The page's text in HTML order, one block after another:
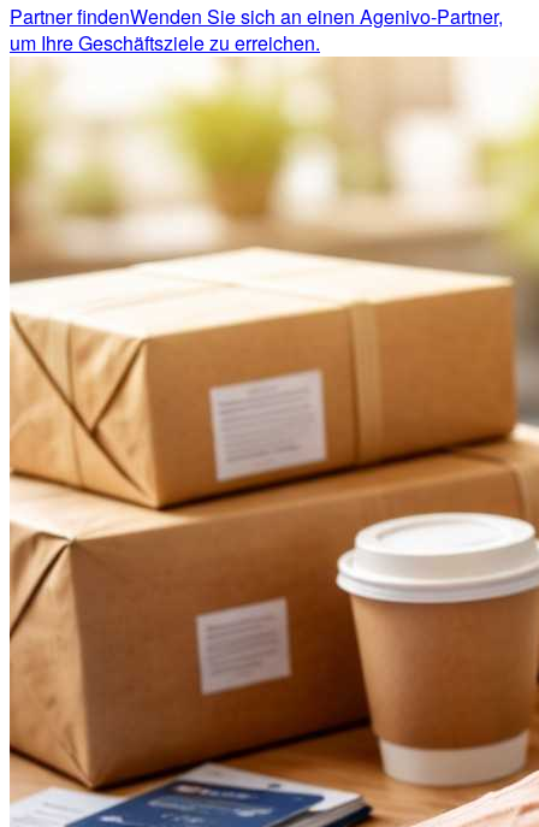
Partner findenWenden Sie sich an einen Agenivo-Partner,
um Ihre Geschäftsziele zu erreichen.